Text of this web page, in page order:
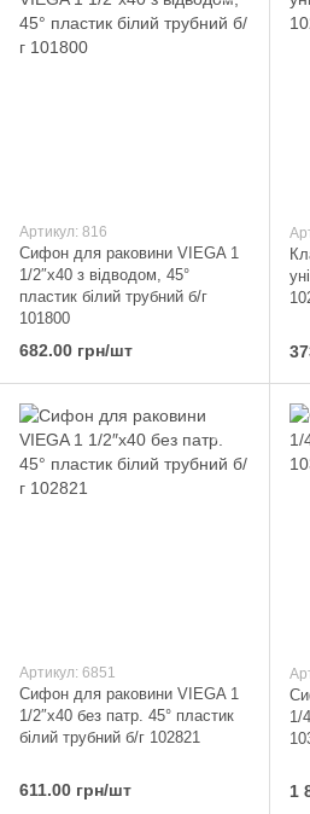
Артикул: 816
Сифон для раковини VIEGA 1
1/2″х40 з відводом, 45°
пластик білий трубний б/г
101800
682.00 грн/шт
Артикул: 6851
Сифон для раковини VIEGA 1
1/2″х40 без патр. 45° пластик
білий трубний б/г 102821
611.00 грн/шт
1/
1